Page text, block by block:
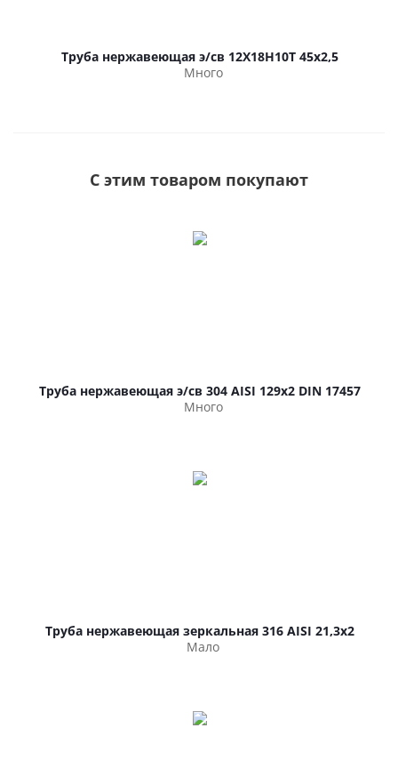
Труба нержавеющая э/св 12Х18Н10Т 45х2,5
Много
С этим товаром покупают
Труба нержавеющая э/св 304 AISI 129х2 DIN 17457
Много
Труба нержавеющая зеркальная 316 AISI 21,3х2
Мало